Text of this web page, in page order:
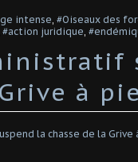
intense #Oiseaux des
#action juridique
à